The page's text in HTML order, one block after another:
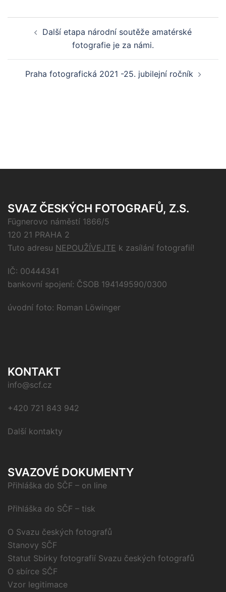
navigationDalší etapa národní soutěže amatérské
fotografie je za námi.
Praha fotografická 2021 -25. jubilejní ročník
SVAZ ČESKÝCH FOTOGRAFŮ, Z.S.
Fügnerovo náměstí 1866/5
120 21 PRAHA 2
Tuto adresu NEPOUŽÍVEJTE k zasílání fotografií!
IČ: 00444341
bankovní spojení: ČSOB 194149590/0300
úvodní foto: Roman Löwinger
KONTAKT
info@scf.cz
+420 721 843 942
Další kontakty
SVAZOVÉ DOKUMENTY
Přihláška do SČF – on line
Přihláška do SČF – tisk
O Svazu českých fotografů
Stanovy SČF
Statut Sbírky fotografií Svazu českých fotografů
O sbírce SČF
Vzor legitimace